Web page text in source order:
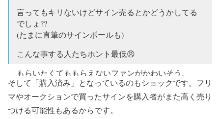
言ってもキリないけどサイン売るとかどうかしてる
でしょ??
(たまに直筆のサインボールも)
こんな事する人たちホント最低😠
もらいたくてももらえないファンがかわいそう。
他のフリマアプリとかでも売られてるんだろうね…
超ショック😭😭😭pic.twitter.com/UdrPIW0E12
そして「購入済み」となっているのもショックです。フリ
マやオークションで買ったサインを購入者がまた高く売り
つける可能性もあるからです。